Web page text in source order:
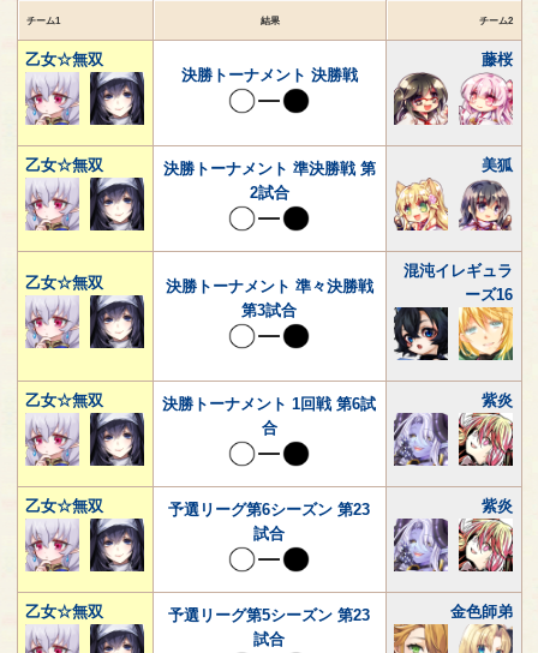
チーム1 結果 チーム2
乙女☆無双
決勝トーナメント 決勝戦
藤桜
乙女☆無双
決勝トーナメント 準決勝戦 第
2試合
美狐
乙女☆無双
決勝トーナメント 準々決勝戦
第3試合
混沌イレギュラ
ーズ16
乙女☆無双
決勝トーナメント 1回戦 第6試
合
紫炎
乙女☆無双
予選リーグ第6シーズン 第23
試合
紫炎
乙女☆無双
予選リーグ第5シーズン 第23
試合
金色師弟